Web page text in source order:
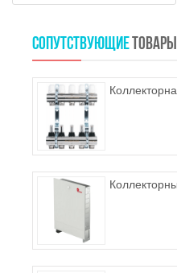
СОПУТСТВУЮЩИЕ ТОВАРЫ